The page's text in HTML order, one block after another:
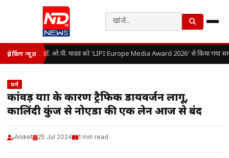
ब्रेकिंग न्यूज़ डॉ. ओ.पी. यादव को ‘LIPI Europe Media Award 2026’ से किया गया
धर्म
कांवड़ यात्रा के कारण ट्रैफिक डायवर्जन लागू,
कालिंदी कुंज से नोएडा की एक लेन आज से बंद
Aniket 25 Jul 2024 1 min read